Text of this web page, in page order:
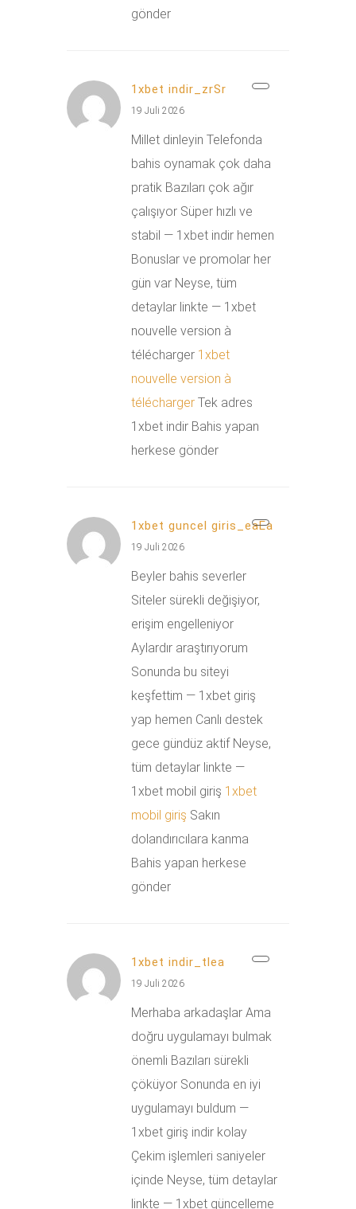
gönder
1xbet indir_zrSr
19 Juli 2026
Millet dinleyin Telefonda
bahis oynamak çok daha
pratik Bazıları çok ağır
çalışıyor Süper hızlı ve
stabil — 1xbet indir hemen
Bonuslar ve promolar her
gün var Neyse, tüm
detaylar linkte — 1xbet
nouvelle version à
télécharger 1xbet
nouvelle version à
télécharger Tek adres
1xbet indir Bahis yapan
herkese gönder
1xbet guncel giris_eaEa
19 Juli 2026
Beyler bahis severler
Siteler sürekli değişiyor,
erişim engelleniyor
Aylardır araştırıyorum
Sonunda bu siteyi
keşfettim — 1xbet giriş
yap hemen Canlı destek
gece gündüz aktif Neyse,
tüm detaylar linkte —
1xbet mobil giriş 1xbet
mobil giriş Sakın
dolandırıcılara kanma
Bahis yapan herkese
gönder
1xbet indir_tlea
19 Juli 2026
Merhaba arkadaşlar Ama
doğru uygulamayı bulmak
önemli Bazıları sürekli
çöküyor Sonunda en iyi
uygulamayı buldum —
1xbet giriş indir kolay
Çekim işlemleri saniyeler
içinde Neyse, tüm detaylar
linkte — 1xbet güncelleme